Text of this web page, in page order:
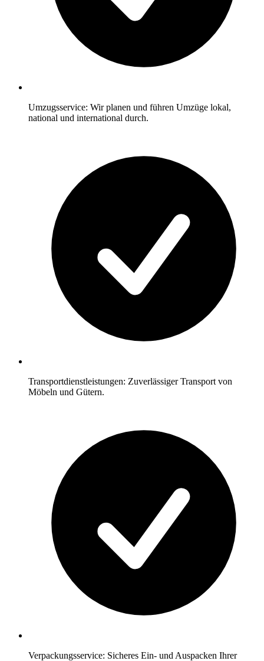
Umzugsservice: Wir planen und führen Umzüge lokal,
national und international durch.
Transportdienstleistungen: Zuverlässiger Transport von
Möbeln und Gütern.
Verpackungsservice: Sicheres Ein- und Auspacken Ihrer